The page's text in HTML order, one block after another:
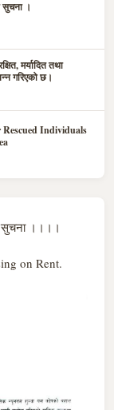
सुचना ।।।।
on Rent.
सुचना ।
मर्यादित तथा
गरिएको छ।
Individuals